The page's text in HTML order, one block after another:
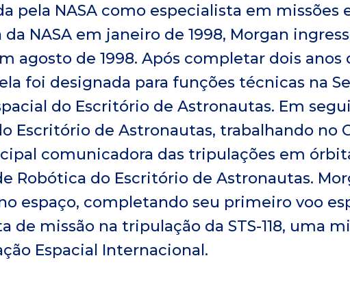
pela NASA como especialista em missões
da NASA em janeiro de 1998, Morgan
agosto de 1998. Após completar dois
foi designada para funções técnicas na
do Escritório de Astronautas. Em
Escritório de Astronautas, trabalhando no
comunicadora das tripulações em
Robótica do Escritório de Astronautas.
espaço, completando seu primeiro voo
de missão na tripulação da STS-118, uma
Espacial Internacional.